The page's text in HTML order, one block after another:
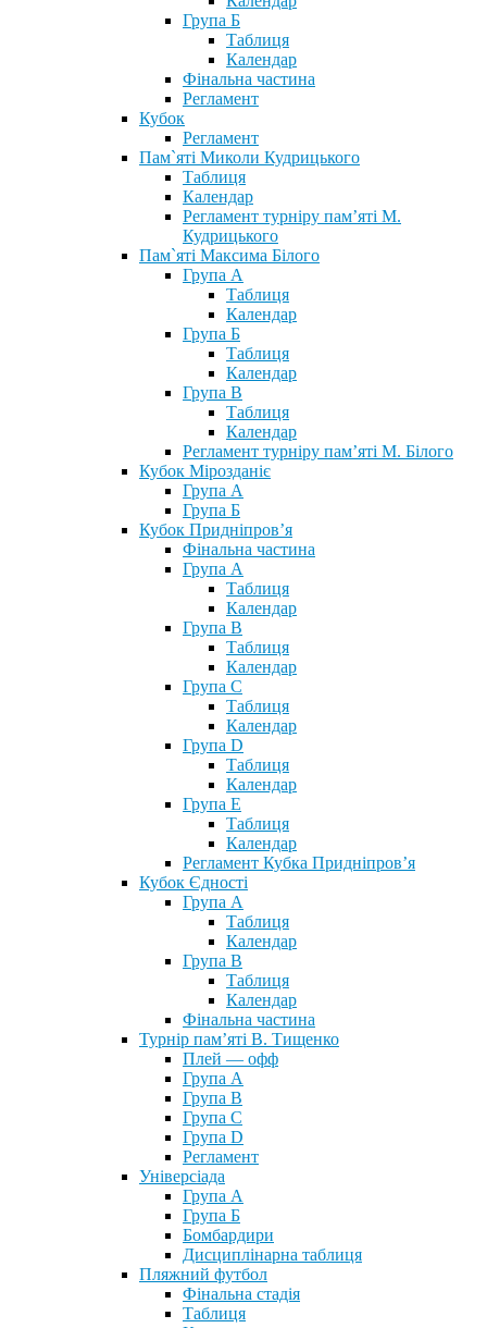
Група Б
Таблиця
Календар
Фінальна частина
Регламент
Кубок
Регламент
Пам`яті Миколи Кудрицького
Таблиця
Календар
Регламент турніру пам’яті М.
Кудрицького
Пам`яті Максима Білого
Група А
Таблиця
Календар
Група Б
Таблиця
Календар
Група В
Таблиця
Календар
Регламент турніру пам’яті М. Білого
Кубок Мірозданіє
Група А
Група Б
Кубок Придніпров’я
Фінальна частина
Група А
Таблиця
Календар
Група В
Таблиця
Календар
Група С
Таблиця
Календар
Група D
Таблиця
Календар
Група Е
Таблиця
Календар
Регламент Кубка Придніпров’я
Кубок Єдності
Група А
Таблиця
Календар
Група В
Таблиця
Календар
Фінальна частина
Турнір пам’яті В. Тищенко
Плей — офф
Група А
Група B
Група С
Група D
Регламент
Універсіада
Група А
Група Б
Бомбардири
Дисциплінарна таблиця
Пляжний футбол
Фінальна стадія
Таблиця